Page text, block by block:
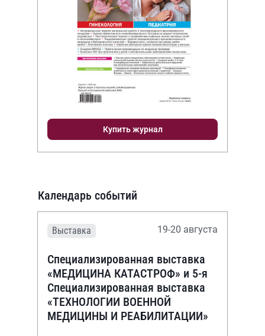
Купить журнал
Календарь событий
Выставка 19-20 августа
Специализированная выставка
«МЕДИЦИНА КАТАСТРОФ» и 5-я
Специализированная выставка
«ТЕХНОЛОГИИ ВОЕННОЙ
МЕДИЦИНЫ И РЕАБИЛИТАЦИИ»